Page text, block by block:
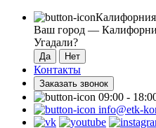
Калифорния
Ваш город —
Угадали?
Контакты
Заказать звонок
09:00 -
info@etk-